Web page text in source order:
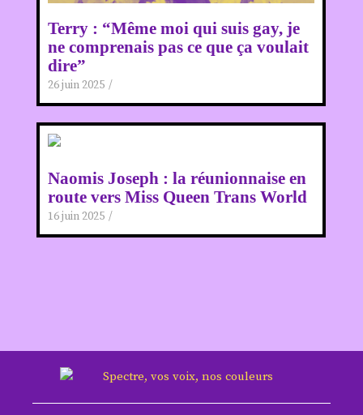
Terry : “Même moi qui suis gay, je
ne comprenais pas ce que ça voulait
dire”
26 juin 2025 /
Naomis Joseph : la réunionnaise en
route vers Miss Queen Trans World
16 juin 2025 /